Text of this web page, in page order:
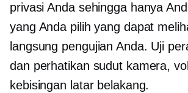
privasi Anda sehingga hanya
yang Anda pilih yang dapat
langsung pengujian Anda. Uji
dan perhatikan sudut kamera,
kebisingan latar belakang.